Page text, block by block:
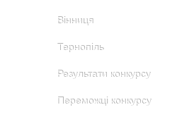
Вінниця
Тернопіль
Результати конкурсу
Переможці конкурсу